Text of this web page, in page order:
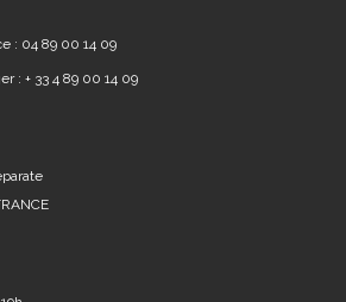
: 04 89 00 14 09
: + 33 4 89 00 14 09